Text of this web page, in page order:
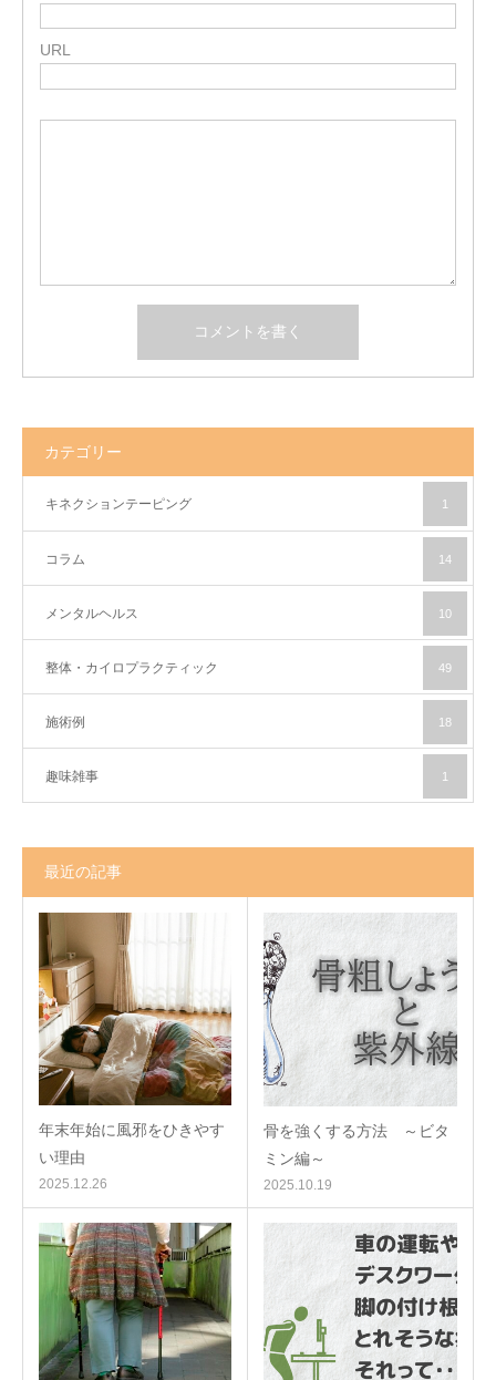
URL
カテゴリー
キネクションテーピング 1
コラム 14
メンタルヘルス 10
整体・カイロプラクティック 49
施術例 18
趣味雑事 1
最近の記事
年末年始に風邪をひきやす
い理由
2025.12.26
骨を強くする方法 ～ビタ
ミン編～
2025.10.19